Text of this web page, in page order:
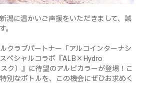
潟に温かいご声援をいただきまして、誠
クラブパートナー「アルコインターナシ
ペシャルコラボ『ALB×Hydro
ク）』に待望のアルビカラーが登場！こ
別なボトルを、この機会にぜひお求めく